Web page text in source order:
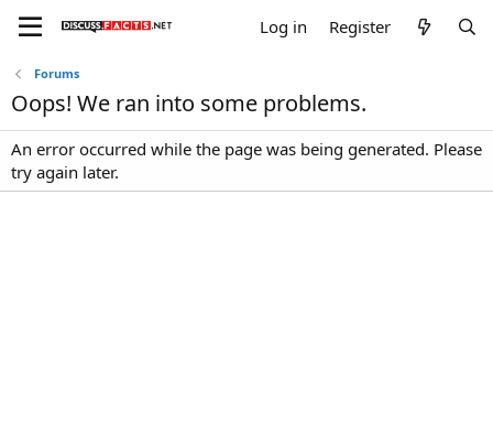
Log in Register
Forums
Oops! We ran into some problems.
An error occurred while the page was being generated. Please
try again later.